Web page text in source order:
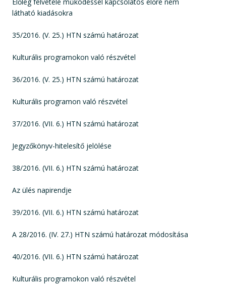
látható kiadásokra
35/2016. (V. 25.) HTN számú határozat
Kulturális programokon való részvétel
36/2016. (V. 25.) HTN számú határozat
Kulturális programon való részvétel
37/2016. (VII. 6.) HTN számú határozat
Jegyzőkönyv-hitelesítő jelölése
38/2016. (VII. 6.) HTN számú határozat
Az ülés napirendje
39/2016. (VII. 6.) HTN számú határozat
A 28/2016. (IV. 27.) HTN számú határozat módosítása
40/2016. (VII. 6.) HTN számú határozat
Kulturális programokon való részvétel